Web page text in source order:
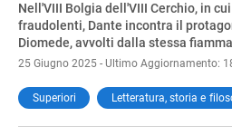
Nell'VIII Bolgia dell'VIII Cerchio, in
fraudolenti, Dante incontra il
Diomede, avvolti dalla stessa fiamma
25 Giugno 2025 - Ultimo Aggiornamento:
Superiori Letteratura, storia e